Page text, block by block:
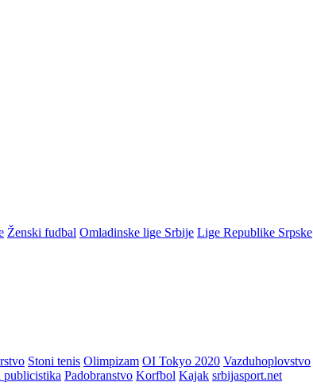
Ženski fudbal Omladinske lige Srbije Lige Republike Srpske
Stoni tenis Olimpizam OI Tokyo 2020 Vazduhoplovstvo
publicistika Padobranstvo Korfbol Kajak srbijasport.net